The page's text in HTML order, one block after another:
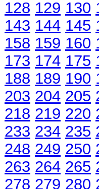
128 129 130
143 144 145
158 159 160
173 174 175
188 189 190
203 204 205
218 219 220
233 234 235
248 249 250
263 264 265
278 279 280